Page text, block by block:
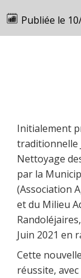
Publiée le
Initialement
traditionnelle
Nettoyage
par la
(Association
et du Milieu
Juin 2021 en
Cette
réussite,